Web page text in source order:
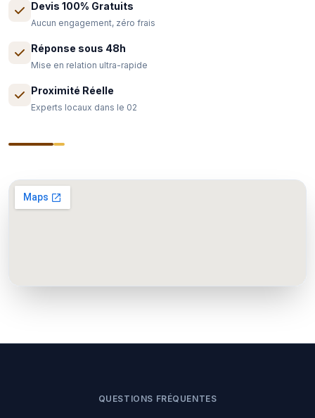
Devis 100% Gratuits
Aucun engagement, zéro frais
Réponse sous 48h
Mise en relation ultra-rapide
Proximité Réelle
Experts locaux dans le 02
QUESTIONS FRÉQUENTES